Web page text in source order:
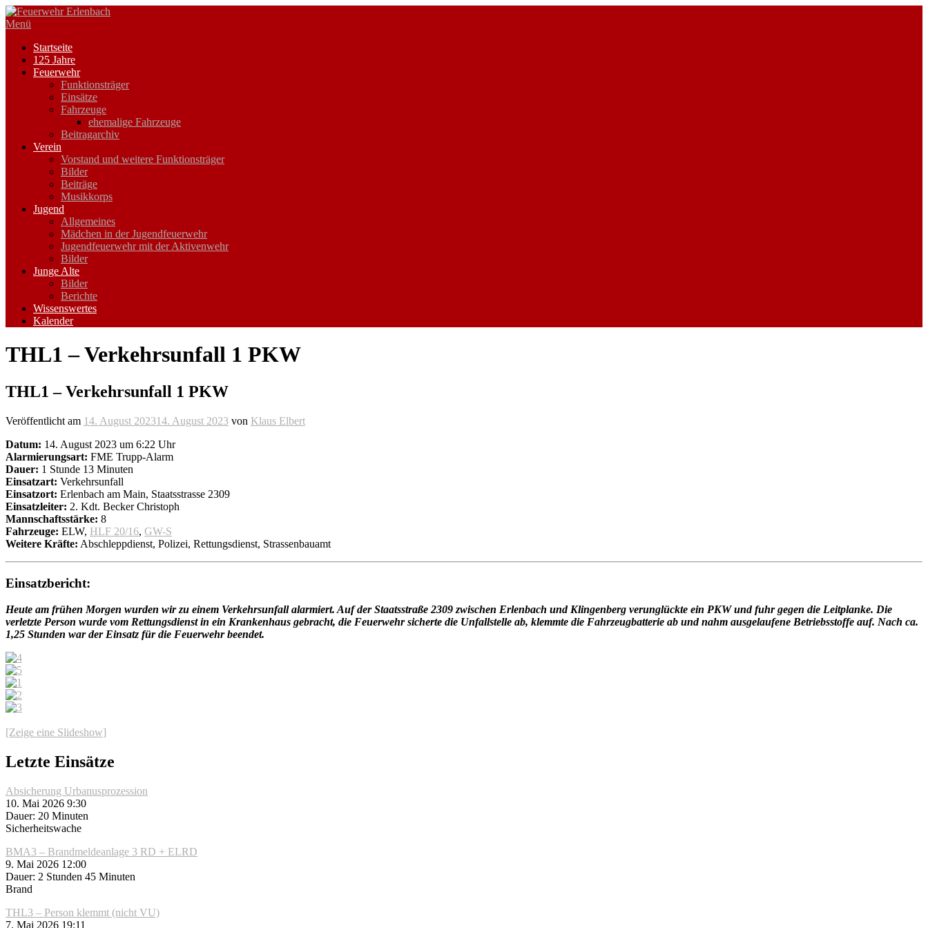
Zum
Inhalt
Menü
Startseite
125 Jahre
Feuerwehr
Funktionsträger
Einsätze
Fahrzeuge
ehemalige Fahrzeuge
Beitragarchiv
Verein
Vorstand und weitere Funktionsträger
Bilder
Beiträge
Musikkorps
Jugend
Allgemeines
Mädchen in der Jugendfeuerwehr
Jugendfeuerwehr mit der Aktivenwehr
Bilder
Junge Alte
Bilder
Berichte
Wissenswertes
Kalender
THL1 – Verkehrsunfall 1 PKW
THL1 – Verkehrsunfall 1 PKW
Veröffentlicht am 14. August 202314. August 2023 von Klaus Elbert
Datum: 14. August 2023 um 6:22 Uhr
Alarmierungsart: FME Trupp-Alarm
Dauer: 1 Stunde 13 Minuten
Einsatzart: Verkehrsunfall
Einsatzort: Erlenbach am Main, Staatsstrasse 2309
Einsatzleiter: 2. Kdt. Becker Christoph
Mannschaftsstärke: 8
Fahrzeuge: ELW, HLF 20/16, GW-S
Weitere Kräfte: Abschleppdienst, Polizei, Rettungsdienst, Strassenbauamt
Einsatzbericht:
Heute am frühen Morgen wurden wir zu einem Verkehrsunfall alarmiert. Auf der Staatsstraße 2309 zwischen Erlenbach und Klingenberg verunglückte ein PKW und fuhr gegen die Leitplanke. Die
verletzte Person wurde vom Rettungsdienst in ein Krankenhaus gebracht, die Feuerwehr sicherte die Unfallstelle ab, klemmte die Fahrzeugbatterie ab und nahm ausgelaufene Betriebsstoffe auf. Nach ca.
1,25 Stunden war der Einsatz für die Feuerwehr beendet.
[Zeige eine Slideshow]
Letzte Einsätze
Absicherung Urbanusprozession
10. Mai 2026 9:30
Dauer: 20 Minuten
Sicherheitswache
BMA3 – Brandmeldeanlage 3 RD + ELRD
9. Mai 2026 12:00
Dauer: 2 Stunden 45 Minuten
Brand
THL3 – Person klemmt (nicht VU)
7. Mai 2026 19:11